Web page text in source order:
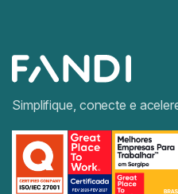
Simplifique, conecte e